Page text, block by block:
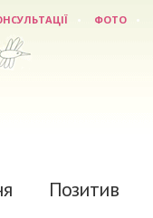
ФОТО
Позитив